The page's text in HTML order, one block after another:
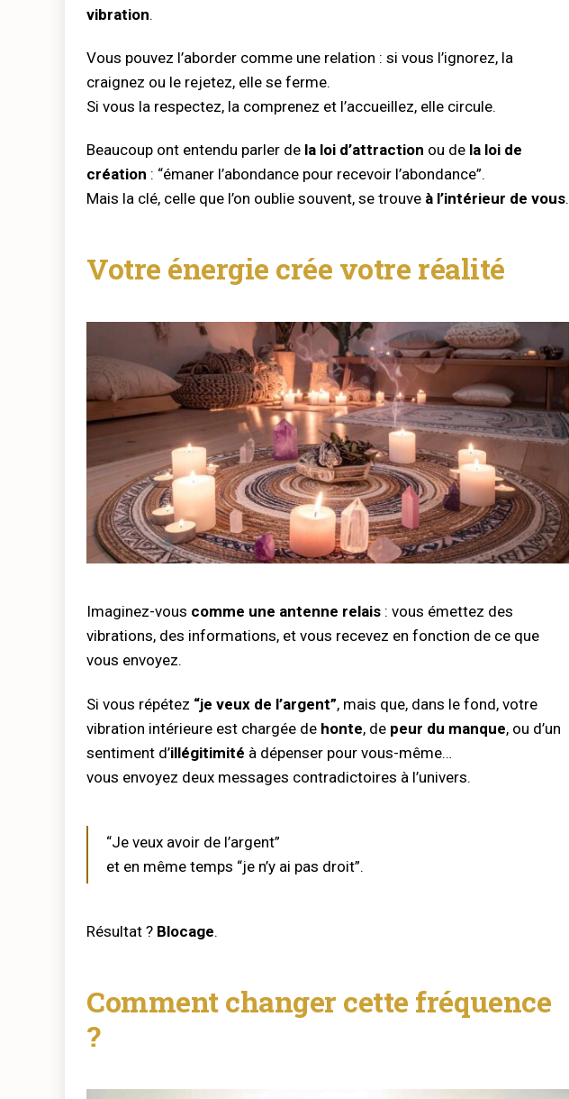
vibration.
Vous pouvez l’aborder comme une relation : si vous l’ignorez, la
craignez ou le rejetez, elle se ferme.
Si vous la respectez, la comprenez et l’accueillez, elle circule.
Beaucoup ont entendu parler de la loi d’attraction ou de la loi de
création : “émaner l’abondance pour recevoir l’abondance”.
Mais la clé, celle que l’on oublie souvent, se trouve à l’intérieur de vous.
Votre énergie crée votre réalité
Imaginez-vous comme une antenne relais : vous émettez des
vibrations, des informations, et vous recevez en fonction de ce que
vous envoyez.
Si vous répétez “je veux de l’argent”, mais que, dans le fond, votre
vibration intérieure est chargée de honte, de peur du manque, ou d’un
sentiment d’illégitimité à dépenser pour vous-même…
vous envoyez deux messages contradictoires à l’univers.
“Je veux avoir de l’argent”
et en même temps “je n’y ai pas droit”.
Résultat ? Blocage.
Comment changer cette fréquence
?